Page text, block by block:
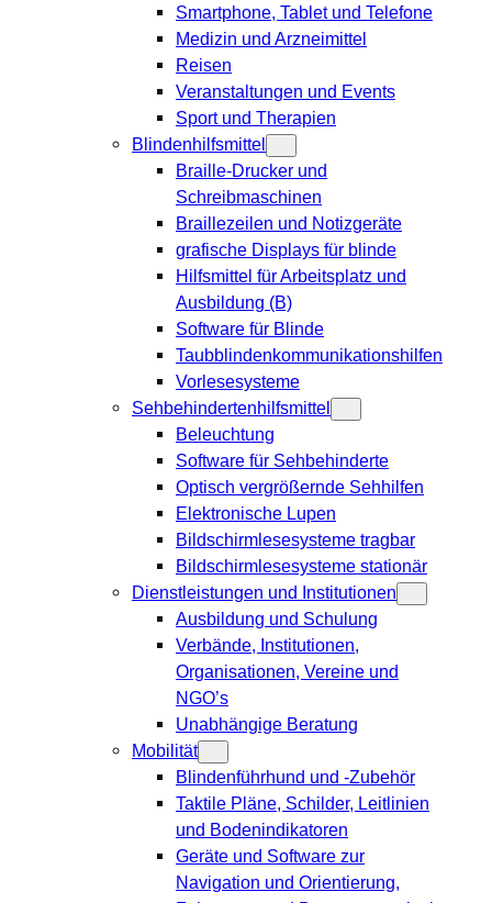
Smartphone, Tablet und Telefone
Medizin und Arzneimittel
Reisen
Veranstaltungen und Events
Sport und Therapien
Blindenhilfsmittel
Braille-Drucker und
Schreibmaschinen
Braillezeilen und Notizgeräte
grafische Displays für blinde
Hilfsmittel für Arbeitsplatz und
Ausbildung (B)
Software für Blinde
Taubblindenkommunikationshilfen
Vorlesesysteme
Sehbehindertenhilfsmittel
Beleuchtung
Software für Sehbehinderte
Optisch vergrößernde Sehhilfen
Elektronische Lupen
Bildschirmlesesysteme tragbar
Bildschirmlesesysteme stationär
Dienstleistungen und Institutionen
Ausbildung und Schulung
Verbände, Institutionen,
Organisationen, Vereine und
NGO’s
Unabhängige Beratung
Mobilität
Blindenführhund und -Zubehör
Taktile Pläne, Schilder, Leitlinien
und Bodenindikatoren
Geräte und Software zur
Navigation und Orientierung,